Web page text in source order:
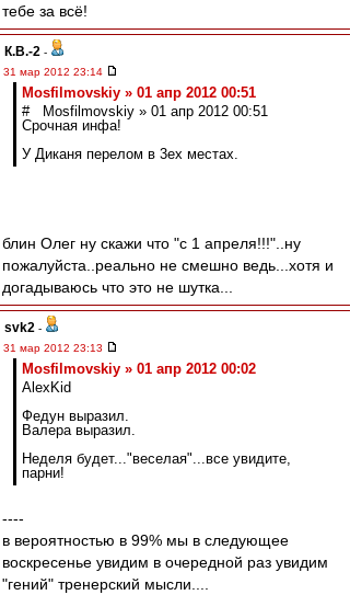
тебе за всё!
К.В.-2 -
31 мар 2012 23:14
Mosfilmovskiy » 01 апр 2012 00:51
# Mosfilmovskiy » 01 апр 2012 00:51
Срочная инфа!
У Диканя перелом в 3ех местах.
блин Олег ну скажи что "с 1 апреля!!!"..ну
пожалуйста..реально не смешно ведь...хотя и
догадываюсь что это не шутка...
svk2 -
31 мар 2012 23:13
Mosfilmovskiy » 01 апр 2012 00:02
AlexKid
Федун выразил.
Валера выразил.
Неделя будет..."веселая"...все увидите,
парни!
----
в вероятностью в 99% мы в следующее
воскресенье увидим в очередной раз увидим
"гений" тренерский мысли....